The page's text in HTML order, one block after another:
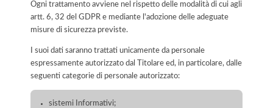
Ogni trattamento avviene nel rispetto delle modalità di cui agli
artt. 6, 32 del GDPR e mediante l'adozione delle adeguate
misure di sicurezza previste.
I suoi dati saranno trattati unicamente da personale
espressamente autorizzato dal Titolare ed, in particolare, dalle
seguenti categorie di personale autorizzato:
sistemi Informativi;